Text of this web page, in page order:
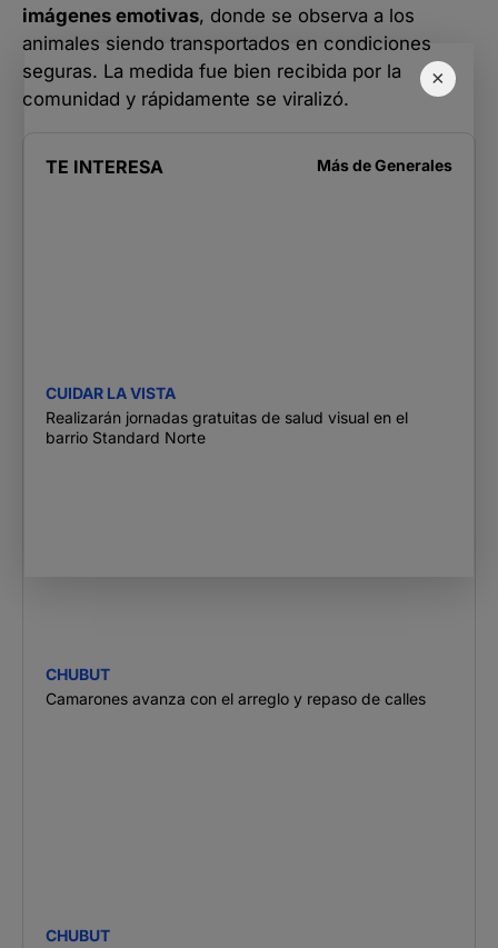
×
imágenes emotivas, donde se observa a los
animales siendo transportados en condiciones
seguras. La medida fue bien recibida por la
comunidad y rápidamente se viralizó.
TE INTERESA Más deGenerales
CUIDAR LA VISTA
Realizarán jornadas gratuitas de salud visual en el
barrio Standard Norte
CHUBUT
Camarones avanza con el arreglo y repaso de calles
CHUBUT